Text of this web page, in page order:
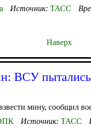
Источник: ТАСС
Наверх
ВСУ пытались
мину, сообщил
Источник: ТАСС